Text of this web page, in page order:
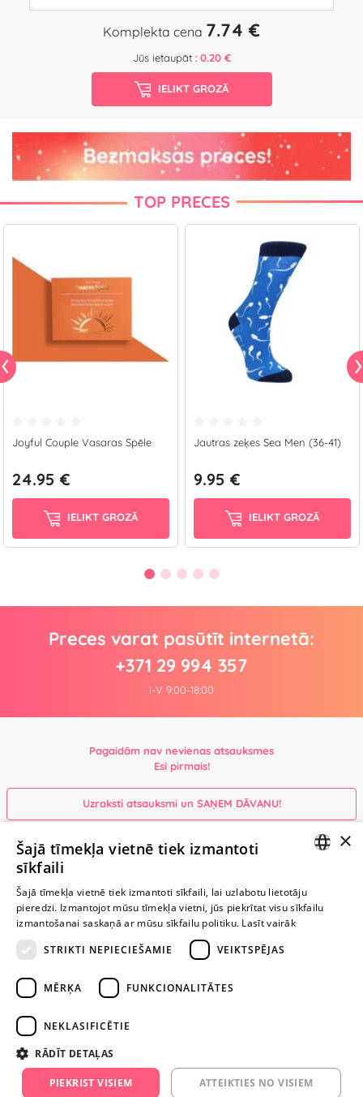
Komplekta cena 7.74 €
Jūs ietaupāt : 0.20 €
IELIKT GROZĀ
TOP PRECES
Joyful Couple Vasaras Spēle
24.95 €
IELIKT GROZĀ
Jautras zeķes Sea Men (36-41)
9.95 €
IELIKT GROZĀ
Preces varat pasūtīt internetā:
+371 29 994 357
I-V 9:00-18:00
Pagaidām nav nevienas atsauksmes
Esi pirmais!
Uzraksti atsauksmi un SAŅEM DĀVANU!
Ievērībai: Yesyes.lv satur atklātu seksuālu informāciju un attēlus. Lietot
TURPINIET
ROTAĻĀTIES
+371 29 994 357
Instagram/yesyes.lv
RUSSIAN
×
Šajā tīmekļa vietnē tiek izmantoti
sīkfaili
Šajā tīmekļa vietnē tiek izmantoti sīkfaili, lai uzlabotu lietotāju
pieredzi. Izmantojot mūsu tīmekļa vietni, jūs piekrītat visu sīkfailu
izmantošanai saskaņā ar mūsu sīkfailu politiku. Lasīt vairāk
STRIKTI NEPIECIEŠAMIE
VEIKTSPĒJAS
MĒRĶA FUNKCIONALITĀTES
NEKLASIFICĒTIE
RĀDĪT DETAĻAS
PIEKRIST VISIEM ATTEIKTIES NO VISIEM